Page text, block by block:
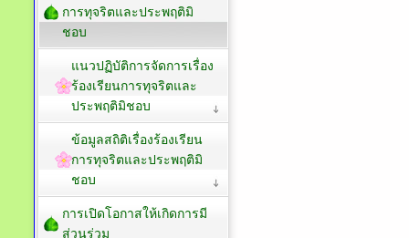
การทุจริตและประพฤติมิ
ชอบ
แนวปฏิบัติการจัดการเรื่อง
ร้องเรียนการทุจริตและ
ประพฤติมิชอบ
ข้อมูลสถิติเรื่องร้องเรียน
การทุจริตและประพฤติมิ
ชอบ
การเปิดโอกาสให้เกิดการมี
ส่วนร่วม